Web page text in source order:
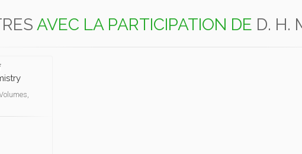
AVEC LA PARTICIPATION DE D. H.